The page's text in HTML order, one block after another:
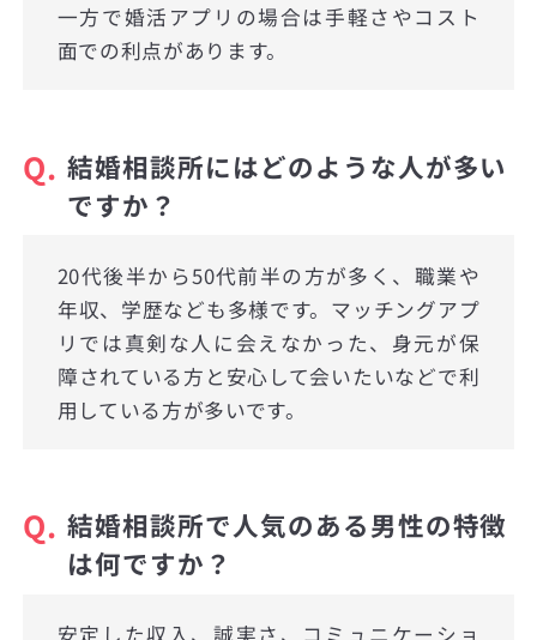
一方で婚活アプリの場合は手軽さやコスト
面での利点があります。
Q. 結婚相談所にはどのような人が多い
ですか？
20代後半から50代前半の方が多く、職業や
年収、学歴なども多様です。マッチングアプ
リでは真剣な人に会えなかった、身元が保
障されている方と安心して会いたいなどで利
用している方が多いです。
Q. 結婚相談所で人気のある男性の特徴
は何ですか？
安定した収入、誠実さ、コミュニケーショ